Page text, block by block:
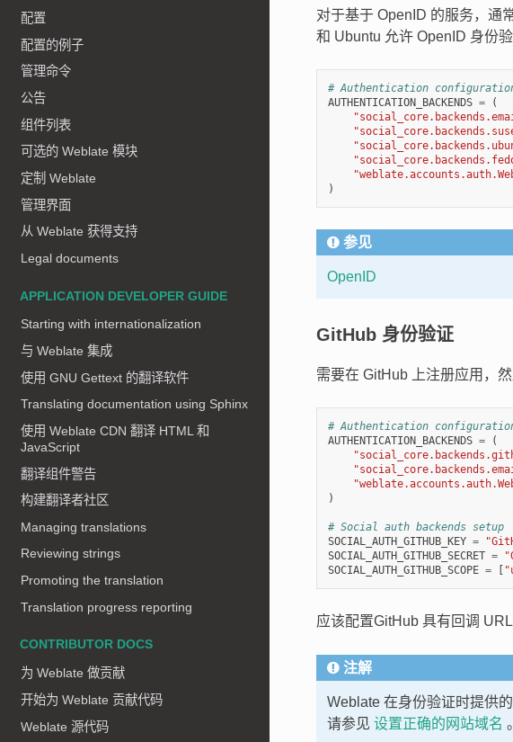
配置
配置的例子
管理命令
公告
组件列表
可选的 Weblate 模块
定制 Weblate
管理界面
从 Weblate 获得支持
Legal documents
APPLICATION DEVELOPER GUIDE
Starting with internationalization
与 Weblate 集成
使用 GNU Gettext 的翻译软件
Translating documentation using Sphinx
使用 Weblate CDN 翻译 HTML 和
JavaScript
翻译组件警告
构建翻译者社区
Managing translations
Reviewing strings
Promoting the translation
Translation progress reporting
CONTRIBUTOR DOCS
为 Weblate 做贡献
开始为 Weblate 贡献代码
Weblate 源代码
对于基于 OpenID 的服务，通
和 Ubuntu 允许 OpenID 身份验
# Authentication
AUTHENTICATION_BACKENDS =
(
)
参见
OpenID
GitHub 身份验证
需要在 GitHub 上注册应用，
# Authentication
AUTHENTICATION_BACKENDS =
(
)
# Social auth backends setup
SOCIAL_AUTH_GITHUB_KEY =
SOCIAL_AUTH_GITHUB_SECRET =
SOCIAL_AUTH_GITHUB_SCOPE = [
应该配置GitHub 具有回调
注解
Weblate 在身份验证时提供
请参见 设置正确的网站域名 。